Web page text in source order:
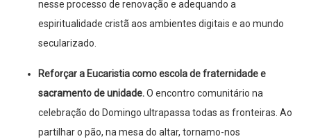
nesse processo de renovação e adequando a
espiritualidade cristã aos ambientes digitais e ao mundo
secularizado.
Reforçar a Eucaristia como escola de fraternidade e
sacramento de unidade.O encontro comunitário na
celebração do Domingo ultrapassa todas as fronteiras. Ao
partilhar o pão, na mesa do altar, tornamo-nos